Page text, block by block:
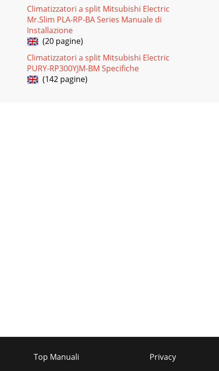
Climatizzatori a split Mitsubishi Electric
Mr.Slim PLA-RP-BA Series Manuale di
Installazione
(20 pagine)
Climatizzatori a split Mitsubishi Electric
PURY-RP300YJM-BM Specifiche
(142 pagine)
Top Manuali
Privacy